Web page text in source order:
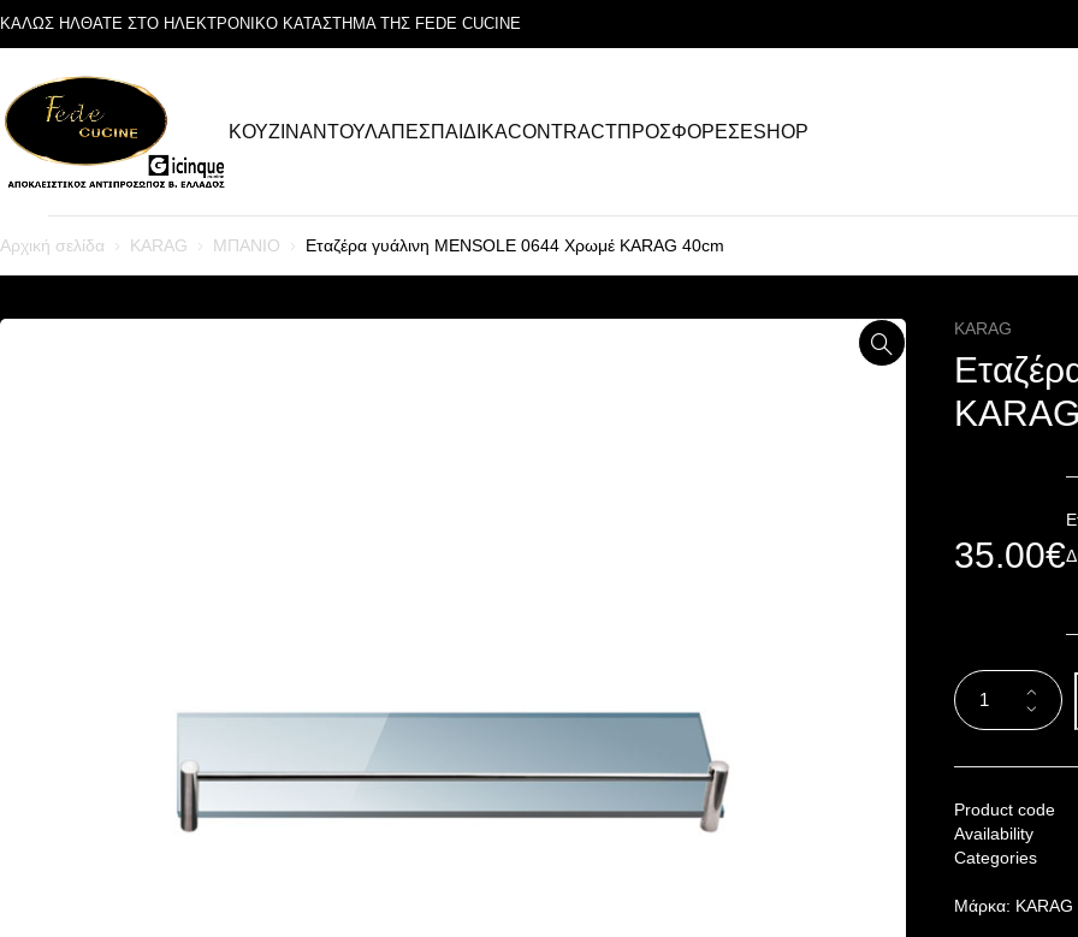
ΚΑΛΩΣ ΗΛΘΑΤΕ ΣΤΟ ΗΛΕΚΤΡΟΝΙΚΟ ΚΑΤΑΣΤΗΜΑ ΤΗΣ FEDE CUCINE
ΚΟΥΖΙΝΑΝΤΟΥΛΑΠΕΣΠΑΙΔΙΚΑCONTRACTΠΡΟΣΦΟΡΕΣESHOP
Αρχική σελίδα KARAG ΜΠΑΝΙΟ Εταζέρα γυάλινη MENSOLE 0644 Χρωμέ KARAG 40cm
KARAG
35.00€
Product code
Availability
Categories
Μάρκα: KARAG